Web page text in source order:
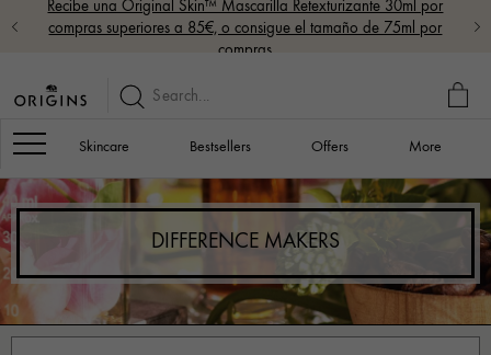
Recibe una Original Skin™ Mascarilla Retexturizante 30ml por
compras superiores a 85€, o consigue el tamaño de 75ml por
compras
MY
Navigation
Skincare Bestsellers Offers More
DIFFERENCE MAKERS